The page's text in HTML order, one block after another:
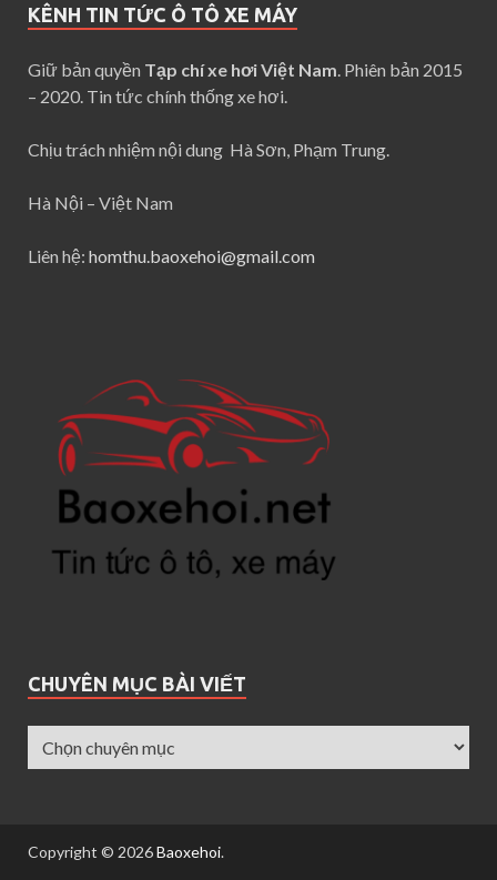
KÊNH TIN TỨC Ô TÔ XE MÁY
Giữ bản quyền Tạp chí xe hơi Việt Nam. Phiên bản 2015
– 2020. Tin tức chính thống xe hơi.
Chịu trách nhiệm nội dung Hà Sơn, Phạm Trung.
Hà Nội – Việt Nam
Liên hệ: homthu.baoxehoi@gmail.com
CHUYÊN MỤC BÀI VIẾT
Copyright © 2026Baoxehoi.